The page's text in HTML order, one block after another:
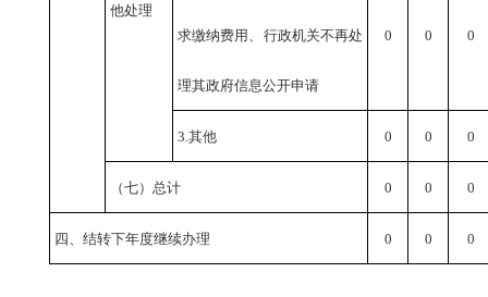
他处理
求缴纳费用、行政机关不再处
理其政府信息公开申请
0 0 0
3.其他 0 0 0
（七）总计 0 0 0
四、结转下年度继续办理 0 0 0